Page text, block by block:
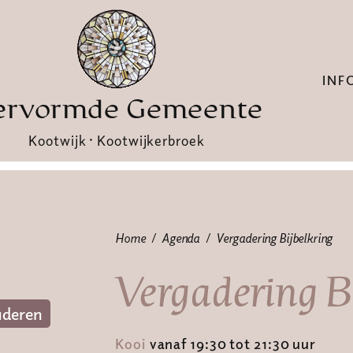
Gemeente
Kootwijk · Kootwijkerbroek
Home Agenda Vergadering Bijbelkring
Vergadering
Kooi vanaf 19:30 tot 21:30 uur